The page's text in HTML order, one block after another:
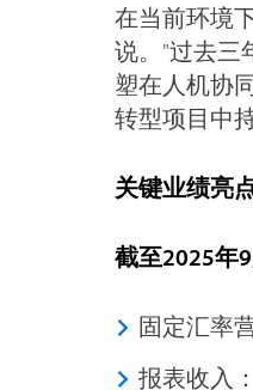
在当前环境
说。"过去三
塑在人机协
转型项目中
关键业绩亮
截至2025年
固定汇率
报表收入